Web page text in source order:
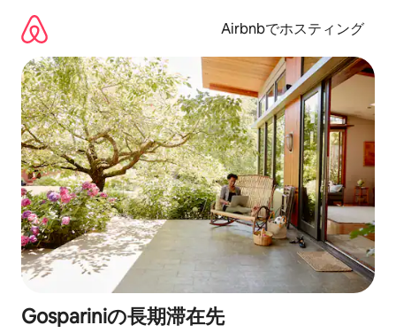
Airbnbでホスティング
Gospariniの長期滞在先